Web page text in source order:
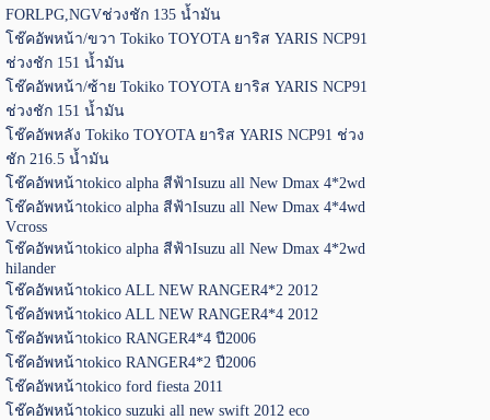
FORLPG,NGVช่วงชัก 135 น้ำมัน
โช๊คอัพหน้า/ขวา Tokiko TOYOTA ยาริส YARIS NCP91
ช่วงชัก 151 น้ำมัน
โช๊คอัพหน้า/ซ้าย Tokiko TOYOTA ยาริส YARIS NCP91
ช่วงชัก 151 น้ำมัน
โช๊คอัพหลัง Tokiko TOYOTA ยาริส YARIS NCP91 ช่วง
ชัก 216.5 น้ำมัน
โช๊คอัพหน้าtokico alpha สีฟ้าIsuzu all New Dmax 4*2wd
โช๊คอัพหน้าtokico alpha สีฟ้าIsuzu all New Dmax 4*4wd
Vcross
โช๊คอัพหน้าtokico alpha สีฟ้าIsuzu all New Dmax 4*2wd
hilander
โช๊คอัพหน้าtokico ALL NEW RANGER4*2 2012
โช๊คอัพหน้าtokico ALL NEW RANGER4*4 2012
โช๊คอัพหน้าtokico RANGER4*4 ปี2006
โช๊คอัพหน้าtokico RANGER4*2 ปี2006
โช๊คอัพหน้าtokico ford fiesta 2011
โช๊คอัพหน้าtokico suzuki all new swift 2012 eco